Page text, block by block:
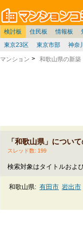
検討板
東京23区
東京市部 神奈
住民板
東京 神奈川 埼玉/千葉/
情報板
価格表 スムログ出張所
住宅ローン デベ/ゼネコン
雑談 賃貸 移住相談
お便り返し 座談会/対談
関東 中部 近畿 北海道
東京都 神奈川県 千葉県
注文住宅 建売住宅 戸建
マンション 和歌山県の新築
「和歌山県」につい
スレッド数: 199
検索対象はタイトルおよ
和歌山県: 有田市 岩出市